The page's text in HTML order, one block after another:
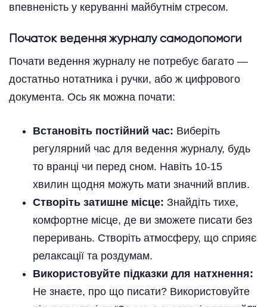
впевненість у керуванні майбутнім стресом.
Початок ведення журналу самодопомоги
Почати ведення журналу не потребує багато —
достатньо нотатника і ручки, або ж цифрового
документа. Ось як можна почати:
Встановіть постійний час: Виберіть
регулярний час для ведення журналу, будь
то вранці чи перед сном. Навіть 10-15
хвилин щодня можуть мати значний вплив.
Створіть затишне місце: Знайдіть тихе,
комфортне місце, де ви зможете писати без
переривань. Створіть атмосферу, що сприяє
релаксації та роздумам.
Використовуйте підказки для натхнення:
Не знаєте, про що писати? Використовуйте